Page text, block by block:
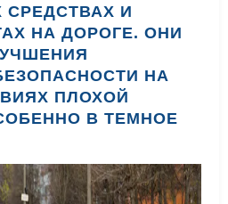
И
НА ДОРОГЕ. ОНИ
НА
ПЛОХОЙ
В ТЕМНОЕ